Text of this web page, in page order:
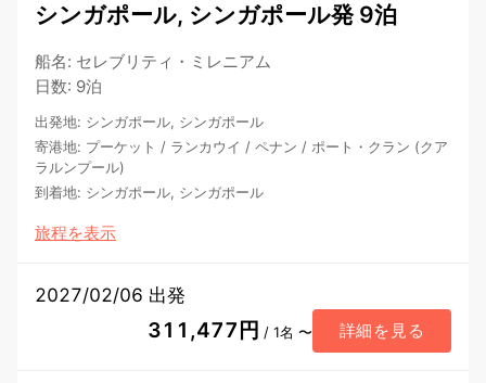
シンガポール, シンガポール発 9泊
船名: セレブリティ・ミレニアム
日数: 9泊
出発地: シンガポール, シンガポール
寄港地: プーケット / ランカウイ / ペナン / ポート・クラン (クア
ラルンプール)
到着地: シンガポール, シンガポール
旅程を表示
2027/02/06 出発
311,477円 / 1名 〜 詳細を見る